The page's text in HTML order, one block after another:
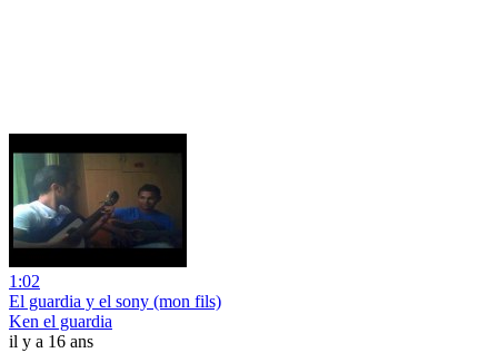
1:02
El guardia y el sony (mon fils)
Ken el guardia
il y a 16 ans